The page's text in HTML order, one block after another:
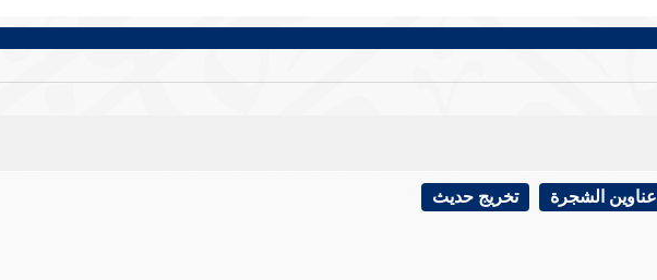
عناوين الشجرة تخريج حديث